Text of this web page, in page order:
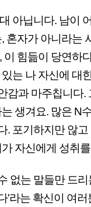
아닙니다. 남이
혼자가 아니라는
힘듦이 당연하
는 나 자신에 대
과 마주칩니다.
생겨요. 많은 N
포기하지만 않
자신에게 성취
없는 말들만 드
라는 확신이 여